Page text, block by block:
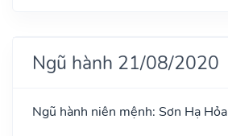
Ngũ hành 21/08/2020
Ngũ hành niên mệnh: Sơn Hạ Hỏa